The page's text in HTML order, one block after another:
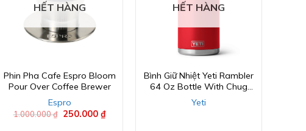
HẾT HÀNG
Phin Pha Cafe Espro Bloom
Pour Over Coffee Brewer
Espro
1.000.000₫ Giá
250.000 ₫Giá
HẾT HÀNG
Bình Giữ Nhiệt Yeti Rambler
64 Oz Bottle With Chug
Cap
Yeti